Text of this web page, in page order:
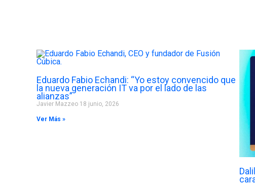
Eduardo Fabio Echandi: “Yo estoy convencido que
la nueva generación IT va por el lado de las
alianzas”
Javier Mazzeo 18 junio, 2026
Ver Más »